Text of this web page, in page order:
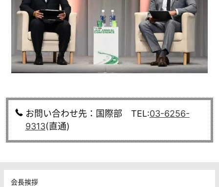
お問い合わせ先：国際部 TEL:03-6256-
9313(直通)
会長挨拶